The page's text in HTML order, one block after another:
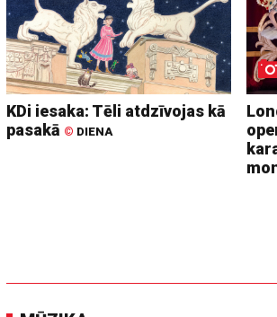
KDi iesaka: Tēli atdzīvojas kā
pasakā © DIENA